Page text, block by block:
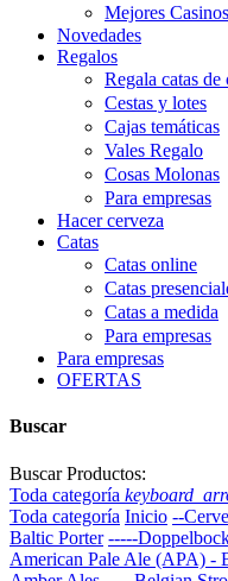
Mejores
Novedades
Regalos
Regala catas de
Cestas y lotes
Cajas temáticas
Vales Regalo
Cosas Molonas
Para empresas
Hacer cerveza
Catas
Catas online
Catas
Catas a medida
Para empresas
Para empresas
OFERTAS
Buscar
Buscar Productos:
Toda categoría
Toda categoría Inicio --
Baltic Porter -----
American Pale Ale (APA) -